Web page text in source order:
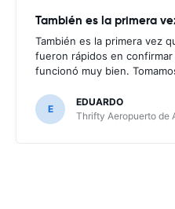
También es la primera
También es la primera vez
fueron rápidos en
funcionó muy bien.
E
EDUARDO
Thrifty Aeropuerto de